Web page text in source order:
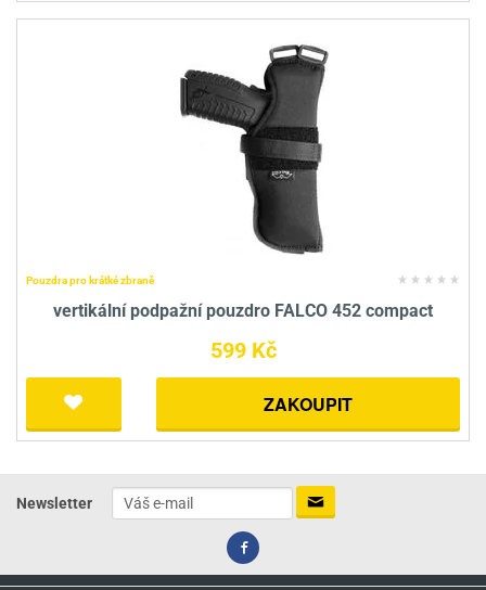
Pouzdra pro krátké zbraně
vertikální podpažní pouzdro FALCO 452 compact
599 Kč
ZAKOUPIT
Newsletter